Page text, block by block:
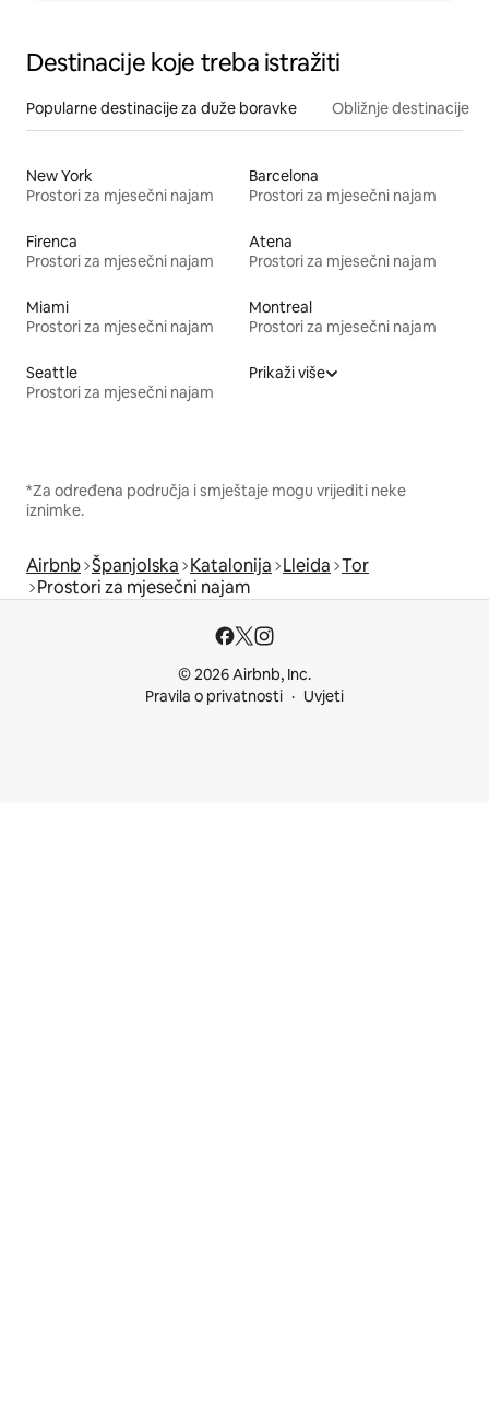
Destinacije koje treba istražiti
Popularne destinacije za duže boravke Obližnje destinacije
New York
Prostori za mjesečni najam
Barcelona
Prostori za mjesečni najam
Firenca
Prostori za mjesečni najam
Atena
Prostori za mjesečni najam
Miami
Prostori za mjesečni najam
Montreal
Prostori za mjesečni najam
Seattle
Prostori za mjesečni najam
Prikaži više
*Za određena područja i smještaje mogu vrijediti neke
iznimke.
Airbnb Španjolska Katalonija Lleida Tor
Prostori za mjesečni najam
© 2026 Airbnb, Inc.
Pravila o privatnosti
Uvjeti